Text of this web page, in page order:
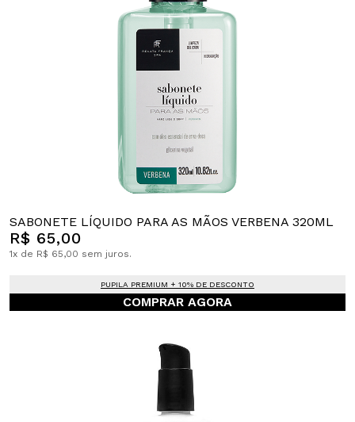
SABONETE LÍQUIDO PARA AS MÃOS VERBENA 320ML
R$ 65,00
1x de R$ 65,00 sem juros.
PUPILA PREMIUM + 10% DE DESCONTO
COMPRAR AGORA